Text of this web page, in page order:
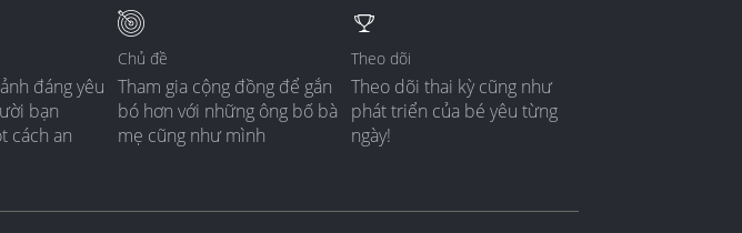
đáng yêu
bạn
cách an
Chủ đề
Tham gia cộng đồng để gắn
bó hơn với những ông bố bà
mẹ cũng như mình
Theo dõi
Theo dõi thai kỳ cũng như
phát triển của bé yêu từng
ngày!